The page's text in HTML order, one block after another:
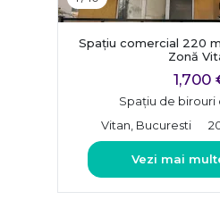
Spațiu comercial 220
Zonă
1,700
Spațiu de birouri
Vitan, Bucuresti
Vezi mai